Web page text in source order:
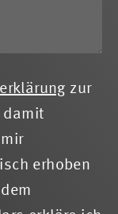
zur
damit
erhoben